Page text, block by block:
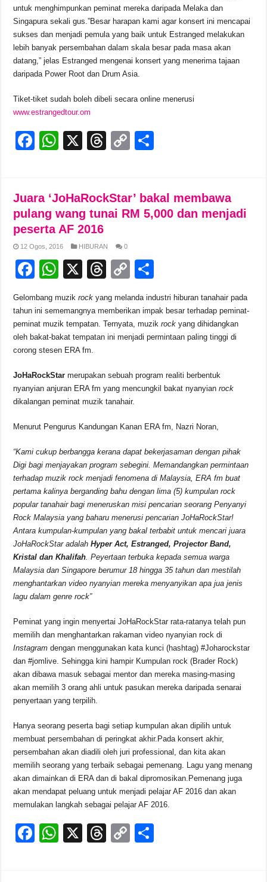
untuk menghimpunkan peminat mereka daripada Melaka dan
Singapura sekali gus.”Besar harapan kami agar konsert ini mencapai
sukses dan menjadi pemula yang baik untuk Estranged melakukan
lebih banyak persembahan dalam skala besar pada masa akan
datang,” jelas Estranged mengenai konsert yang menerima tajaan
daripada Power Root dan Drum Asia.
Tiket-tiket sudah boleh dibeli secara online menerusi
www.estrangedtour.om
F
e
b
o
o
k
W
s
A
p
p
X
T
a
d
C
y
Li
k
e
Juara ‘JoHaRockStar’ bakal membawa
pulang wang tunai RM 5,000 dan menjadi
peserta AF 2016
12 Ogos, 2016 HIBURAN 0
F
c
e
b
o
k
W
at
s
A
p
X
T
e
a
d
C
p
y
Li
k
ar
e
Gelombang muzikrockyang melanda industri hiburan tanahair pada
tahun ini sememangnya memberikan impak besar terhadap peminat-
peminat muzik tempatan. Ternyata, muzikrockyang dihidangkan
oleh bakat-bakat tempatan ini menjadi permintaan paling tinggi di
corong stesen ERA fm.
JoHaRockStarmerupakan sebuah program realiti berbentuk
nyanyian anjuran ERA fm yang mencungkil bakat nyanyianrock
dikalangan peminat muzik tanahair.
Menurut Pengurus Kandungan Kanan ERA fm, Nazri Noran,
“Kami cukup berbangga kerana dapat bekerjasaman dengan pihak
Digi bagi menjayakan program sebegini. Memandangkan permintaan
terhadap muzik rock menjadi fenomena di Malaysia, ERA fm buat
pertama kalinya berganding bahu dengan lima (5) kumpulan rock
popular tanahair bagi meneruskan misi pencarian seorang Penyanyi
Rock Malaysia yang baharu menerusi pencarian JoHaRockStar!
Antara kumpulan-kumpulan yang bakal terbabit untuk mencari juara
JoHaRockStar adalahHyper Act, Estranged, Projector Band,
Kristal dan Khalifah . Peyertaan terbuka kepada semua warga
Malaysia dan Singapore berumur 18 hingga 35 tahun dan mestilah
menghantarkan video nyanyian mereka menyanyikan apa jua jenis
lagu dalam genre rock”
Peminat yang ingin menyertai JoHaRockStar rata-ratanya telah pun
memilih dan menghantarkan rakaman video nyanyian rock di
Instagramdengan menggunakan kata kunci (hashtag) #Joharockstar
dan #jomlive. Sehingga kini hampir Kumpulan rock (Brader Rock)
akan dibawa masuk sebagai mentor dan mereka masing-masing
akan memilih 3 orang ahli untuk pasukan mereka daripada senarai
penyertaan yang terpilih.
Hanya seorang peserta bagi setiap kumpulan akan dipilih untuk
membuat persembahan di peringkat akhir.Pada konsert akhir,
persembahan akan diadili oleh juri professional, dan kita akan
memilih seorang yang terbaik sebagai pemenang. Lagu yang menang
akan dimainkan di ERA dan di bakal dipromosikan.Pemenang juga
akan mendapat peluang untuk menjadi pelajar AF 2016 dan akan
memulakan langkah sebagai pelajar AF 2016.
F
W
X
T
C